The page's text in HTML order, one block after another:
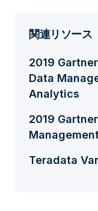
関連リソース
2019
Data
Analytics
2019
Teradata